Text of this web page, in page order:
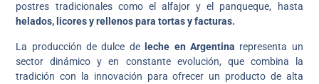
postres tradicionales como el alfajor y el panqueque, hasta
helados, licores y rellenos para tortas y facturas.
La producción de dulce deleche en Argentina representa un
sector dinámico y en constante evolución, que combina la
tradición con la innovación para ofrecer un producto de alta